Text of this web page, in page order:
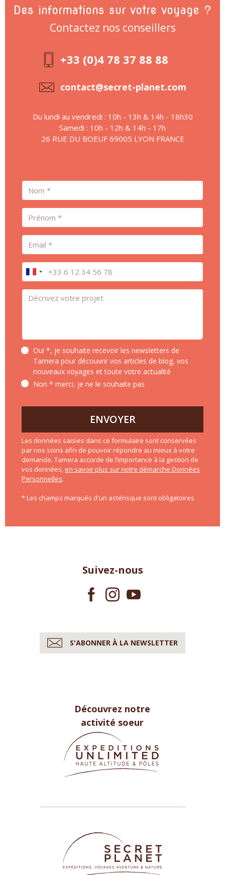
Des informations sur votre voyage ?
Contactez nos conseillers
+33 (0)4 78 37 88 88
contact@secret-planet.com
Du lundi au vendredi : 10h - 13h & 14h - 18h30
Samedi : 10h - 12h & 14h - 17h
26 RUE DU BOEUF 69005 LYON FRANCE
Nom
Prénom
Email
Téléphone
Message *
Oui *, je souhaite recevoir les newsletters de
Tamera pour découvrir vos articles de blog, vos
nouveaux voyages et toute votre actualité
Non * merci, je ne le souhaite pas
ENVOYER
Les données saisies dans ce formulaire sont conservées
par nos soins afin de pouvoir répondre au mieux à votre
demande. Tamera accorde de l’importance à la gestion de
vos données, en savoir plus sur notre démarche Données
Personnelles.
* Les champs marqués d'un astérisque sont obligatoires
Suivez-nous
S'ABONNER À LA NEWSLETTER
Découvrez notre
activité soeur